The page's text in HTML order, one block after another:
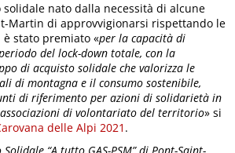
nato dalla necessità di alcune
Martin di approvvigionarsi rispettando le
stato premiato «per la capacità di
del lock-down totale, con la
di acquisto solidale che valorizza le
di montagna e il consumo sostenibile,
di riferimento per azioni di solidarietà in
di volontariato del territorio» si
delle Alpi 2021 .